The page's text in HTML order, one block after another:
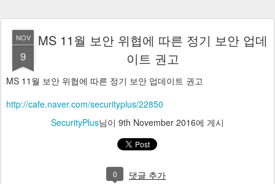
NOV
9
MS 11월 보안 위협에 따른 정기 보안 업데
이트 권고
MS 11월 보안 위협에 따른 정기 보안 업데이트 권고
http://cafe.naver.com/securityplus/22850
SecurityPlus님이 9th November 2016에 게시
0 댓글 추가